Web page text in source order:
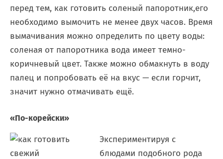
перед тем, как готовить соленый папоротник,его
необходимо вымочить не менее двух часов. Время
вымачивания можно определить по цвету воды:
соленая от папоротника вода имеет темно-
коричневый цвет. Также можно обмакнуть в воду
палец и попробовать её на вкус — если горчит,
значит нужно отмачивать ещё.
«По-корейски»
Экспериментируя с
блюдами подобного рода